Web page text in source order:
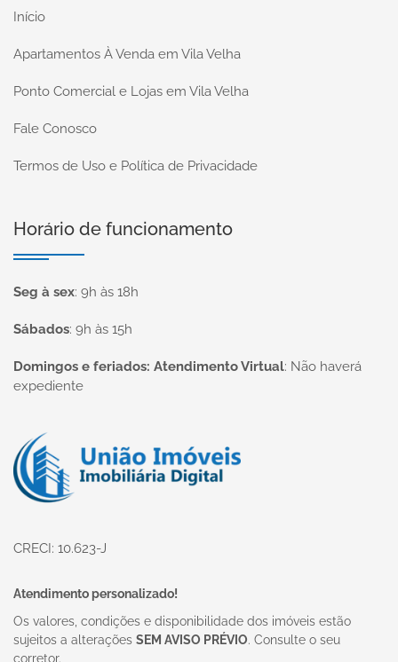
Início
Apartamentos À Venda em Vila Velha
Ponto Comercial e Lojas em Vila Velha
Fale Conosco
Termos de Uso e Política de Privacidade
Horário de funcionamento
Seg à sex: 9h às 18h
Sábados: 9h às 15h
Domingos e feriados: Atendimento Virtual: Não haverá
expediente
Página inicial
CRECI: 10.623-J
Atendimento personalizado!
Os valores, condições e disponibilidade dos imóveis estão
sujeitos a alterações SEM AVISO PRÉVIO. Consulte o seu
corretor.